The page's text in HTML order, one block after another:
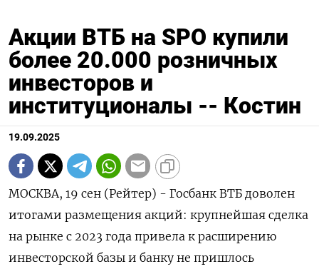
Акции ВТБ на SPO купили
более 20.000 розничных
инвесторов и
институционалы -- Костин
19.09.2025
МОСКВА, 19 сен (Рейтер) - Госбанк ВТБ доволен
итогами размещения акций: крупнейшая сделка
на рынке с 2023 года привела к расширению
инвесторской базы и банку не пришлось